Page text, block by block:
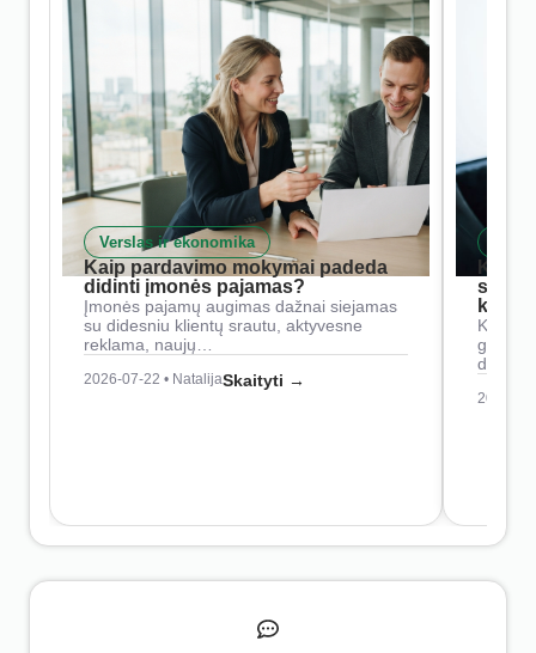
Verslas ir ekonomika
Kaip pardavimo mokymai padeda
didinti įmonės pajamas?
Įmonės pajamų augimas dažnai siejamas
su didesniu klientų srautu, aktyvesne
reklama, naujų…
2026-07-22 • NatalijaSkaityti →
Kaip
2026-